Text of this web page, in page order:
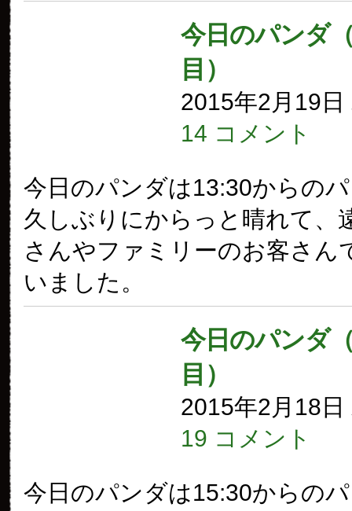
今日のパンダ
目）
2015年2月19日
14 コメント
今日のパンダは13:30からの
久しぶりにからっと晴れて、
さんやファミリーのお客さん
いました。
今日のパンダ
目）
2015年2月18日
19 コメント
今日のパンダは15:30からの